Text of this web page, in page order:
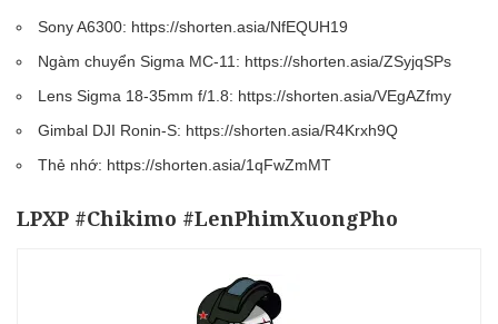
Sony A6300: https://shorten.asia/NfEQUH19
Ngàm chuyển Sigma MC-11: https://shorten.asia/ZSyjqSPs
Lens Sigma 18-35mm f/1.8: https://shorten.asia/VEgAZfmy
Gimbal DJI Ronin-S: https://shorten.asia/R4Krxh9Q
Thẻ nhớ: https://shorten.asia/1qFwZmMT
LPXP #Chikimo #LenPhimXuongPho